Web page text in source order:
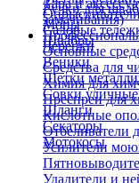
Ручки для
Мопы
Швабры
Садовые
Черенки
Веники
Щетки
Совки уличные
Шланги
Секаторы
Мотокосы
Тара и
замачивания)
Основные
Средства для
Химия для
Преспреи для
Кислотные
Отбеливатели
Усилители
Удалители и